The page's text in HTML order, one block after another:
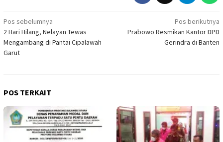
Navigasi
pos
Pos sebelumnya
2 Hari Hilang, Nelayan Tewas
Mengambang di Pantai Cipalawah
Garut
Pos berikutnya
Prabowo Resmikan Kantor DPD
Gerindra di Banten
POS TERKAIT